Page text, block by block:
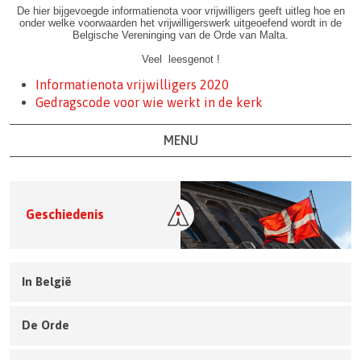
De hier bijgevoegde informatienota voor vrijwilligers geeft uitleg hoe en
onder welke voorwaarden het vrijwilligerswerk uitgeoefend wordt in de
Belgische Vereninging van de Orde van Malta.
Veel leesgenot !
Informatienota vrijwilligers 2020
Gedragscode voor wie werkt in de kerk
MENU
Geschiedenis
In België
De Orde